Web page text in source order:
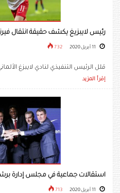
رئيس لايبزيغ يكشف حقيقة انتقال
732
قلل الرئيس التنفيذي لنادي لايبزغ
إقرأ المزيد
استقالات جماعية في مجلس إدارة
713